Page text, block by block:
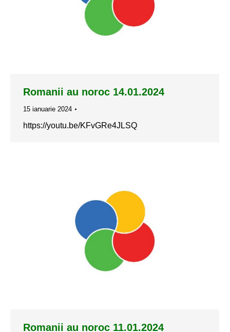
Romanii au noroc 14.01.2024
15 ianuarie 2024
https://youtu.be/KFvGRe4JLSQ
Romanii au noroc 11.01.2024